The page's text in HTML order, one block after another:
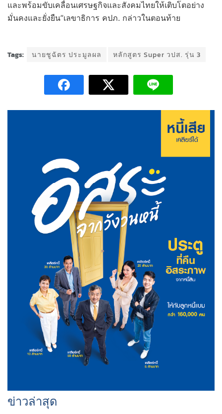
และพร้อมขับเคลื่อนเศรษฐกิจและสังคมไทยให้เติบโตอย่าง
มั่นคงและยั่งยืน”เลขาธิการ คปภ. กล่าวในตอนท้าย
Tags: นายชูฉัตร ประมูลผล หลักสูตร Super วปส. รุ่น 3
ข่าวล่าสุด